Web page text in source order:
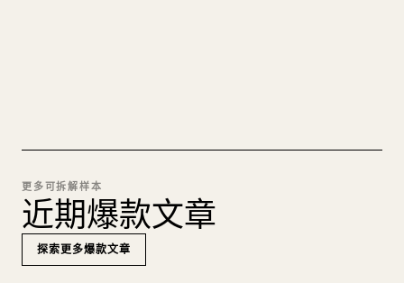
更多可拆解样本
近期爆款文章
探索更多爆款文章